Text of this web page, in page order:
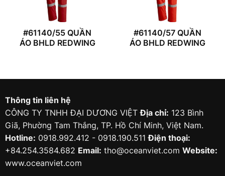
#61140/55 QUẦN
ÁO BHLD REDWING
#61140/57 QUẦN
ÁO BHLD REDWING
Thông tin liên hệ
CÔNG TY TNHH ĐẠI DƯƠNG VIỆTĐịa chỉ: 123 Bình
Giã, Phường Tam Thắng, TP. Hồ Chí Minh, Việt Nam.
Hotline: 0918.992.412 - 0918.190.511Điện thoại:
+84.254.3584.682 Email: tho@oceanviet.com Website:
www.oceanviet.com